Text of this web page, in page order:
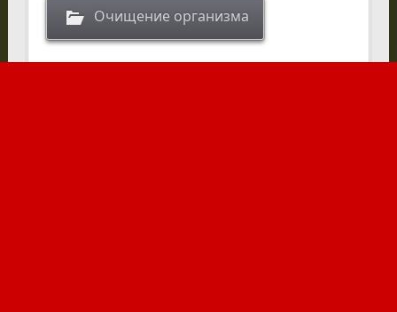
Очищение организма